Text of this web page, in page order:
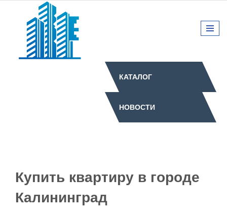
КАТАЛОГ
НОВОСТИ
Купить квартиру в городе
Калининград